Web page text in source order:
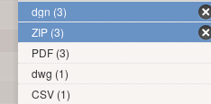
dgn (3)
ZIP (3)
PDF (3)
dwg (1)
CSV (1)